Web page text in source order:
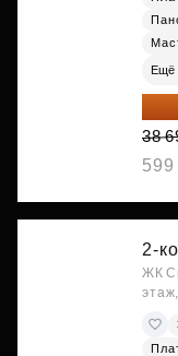
Ещё
29
38
599
2-
ЖК